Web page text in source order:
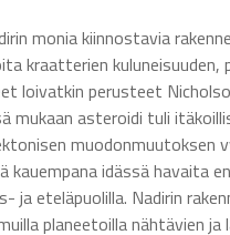
monia kiinnostavia
kraatterien kuluneisuuden,
loivatkin perusteet
mukaan asteroidi tuli
muodonmuutoksen
idässä havaita
eteläpuolilla. Nadirin
planeetoilla nähtävien